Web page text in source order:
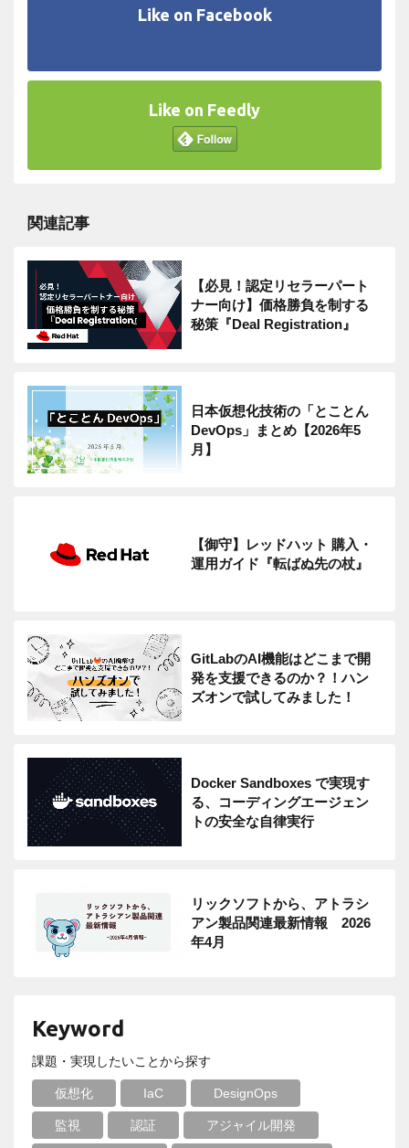
Like on Facebook
Like on Feedly
関連記事
【必見！認定リセラーパート
ナー向け】価格勝負を制する
秘策『Deal Registration』
日本仮想化技術の「とことん
DevOps」まとめ【2026年5
月】
【御守】レッドハット 購入・
運用ガイド『転ばぬ先の杖』
GitLabのAI機能はどこまで開
発を支援できるのか？！ハン
ズオンで試してみました！
Docker Sandboxes で実現す
る、コーディングエージェン
トの安全な自律実行
リックソフトから、アトラシ
アン製品関連最新情報 2026
年4月
Keyword
課題・実現したいことから探す
仮想化 IaC DesignOps
監視 認証 アジャイル開発